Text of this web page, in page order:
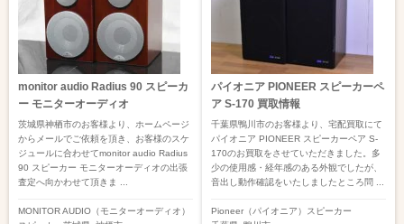
monitor audio Radius 90 スピーカ
ー モニターオーディオ
茨城県神栖市のお客様より、ホームページ
からメールでご依頼を頂き、お客様のスケ
ジュールに合わせてmonitor audio Radius
90 スピーカー モニターオーディオの出張
査定へ向かわせて頂きま ...
MONITOR AUDIO（モニターオーディオ）
パイオニア PIONEER スピーカーペ
ア S-170 買取情報
千葉県鴨川市のお客様より、宅配買取にて
パイオニア PIONEER スピーカーペア S-
170のお買取をさせていただきました。多
少の使用感・経年感のある外観でしたが、
音出し動作確認をいたしましたところ問 ...
Pioneer（パイオニア） スピーカー